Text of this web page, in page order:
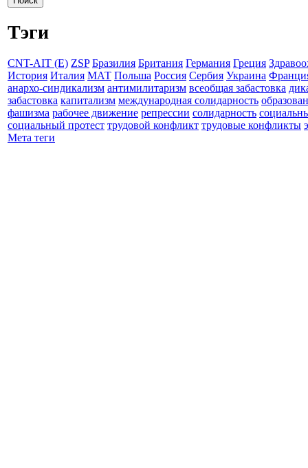
Тэги
CNT-AIT (E) ZSP Бразилия Британия Германия Греция
История Италия МАТ Польша Россия Сербия Украина
анархо-синдикализм антимилитаризм всеобщая забастовка
забастовка капитализм международная солидарность
фашизма рабочее движение репрессии солидарность
социальный протест трудовой конфликт трудовые конфликты
Мета теги